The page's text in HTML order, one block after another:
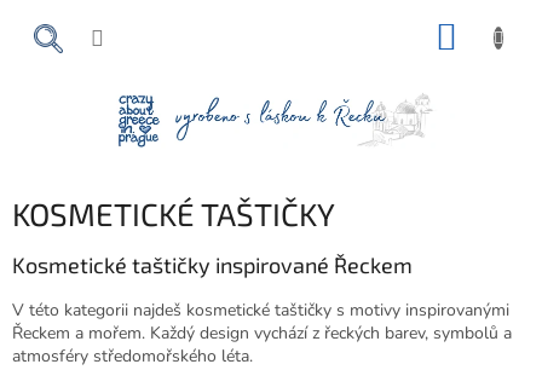
KOSMETICKÉ TAŠTIČKY
Kosmetické taštičky inspirované Řeckem
V této kategorii najdeš kosmetické taštičky s motivy inspirovanými
Řeckem a mořem. Každý design vychází z řeckých barev, symbolů a
atmosféry středomořského léta.